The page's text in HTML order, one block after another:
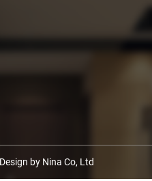
by Nina Co, Ltd